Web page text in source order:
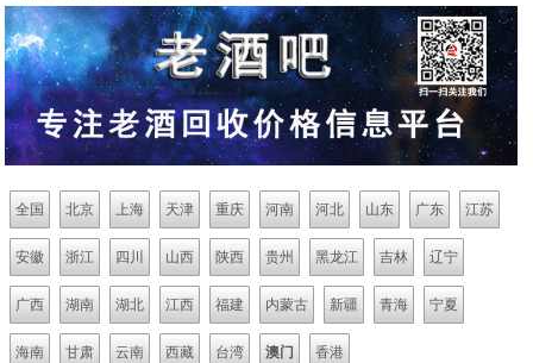
全国 北京 上海 天津 重庆 河南 河北 山东 广东 江苏
安徽 浙江 四川 山西 陕西 贵州 黑龙江 吉林 辽宁
广西 湖南 湖北 江西 福建 内蒙古 新疆 青海 宁夏
海南 甘肃 云南 西藏 台湾 澳门 香港